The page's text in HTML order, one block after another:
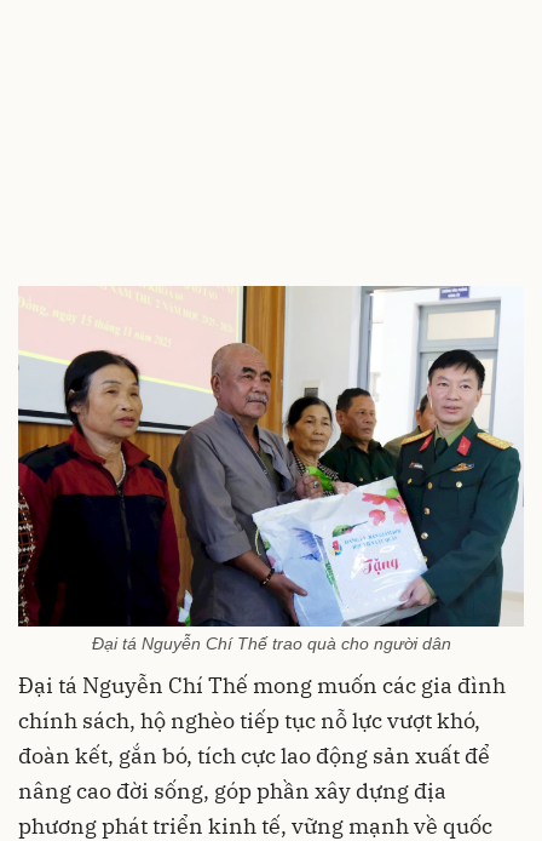
Đại tá Nguyễn Chí Thế trao quà cho người dân
Đại tá Nguyễn Chí Thế mong muốn các gia đình
chính sách, hộ nghèo tiếp tục nỗ lực vượt khó,
đoàn kết, gắn bó, tích cực lao động sản xuất để
nâng cao đời sống, góp phần xây dựng địa
phương phát triển kinh tế, vững mạnh về quốc